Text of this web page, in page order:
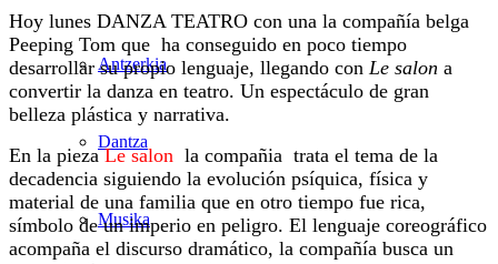
Antzerkia
Dantza
Musika
Hoy lunes DANZA TEATRO con una la compañía belga
Peeping Tom que ha conseguido en poco tiempo
desarrollar su propio lenguaje, llegando con Le salon a
convertir la danza en teatro. Un espectáculo de gran
belleza plástica y narrativa.
En la piezaLe salon la compañia trata el tema de la
decadencia siguiendo la evolución psíquica, física y
material de una familia que en otro tiempo fue rica,
símbolo de un imperio en peligro. El lenguaje coreográfico
acompaña el discurso dramático, la compañía busca un